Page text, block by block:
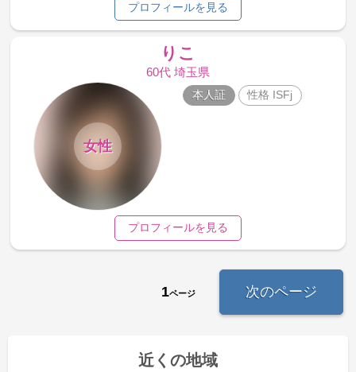
プロフィールを見る
りこ
60代 埼玉県
女性
本人証 性格 ISFj
プロフィールを見る
1ページ 次のページ
近くの地域